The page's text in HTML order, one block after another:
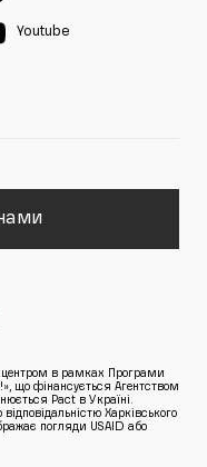
Youtube
центром в рамках Програми
що фінансується Агентством
Pact в Україні.
Харківського
погляди USAID або